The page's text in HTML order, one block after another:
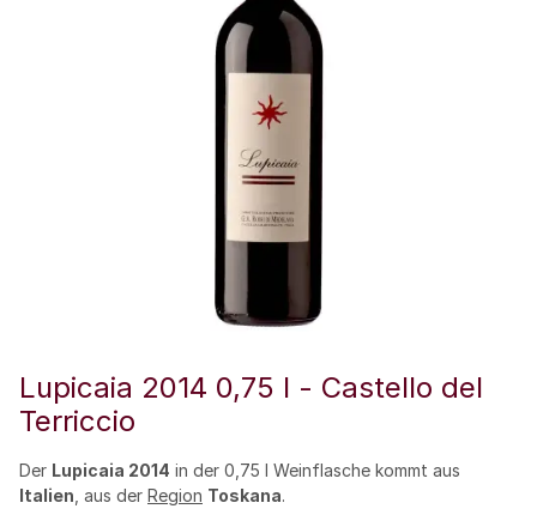
Lupicaia 2014 0,75 l - Castello del
Terriccio
Der Lupicaia 2014 in der 0,75 l Weinflasche kommt aus
Italien , aus der Region Toskana.